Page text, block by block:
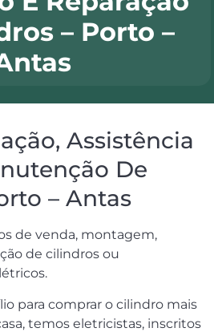
– Porto –
Assistência
De
– Antas
de venda, montagem,
de cilindros ou
para comprar o cilindro mais
temos eletricistas, inscritos